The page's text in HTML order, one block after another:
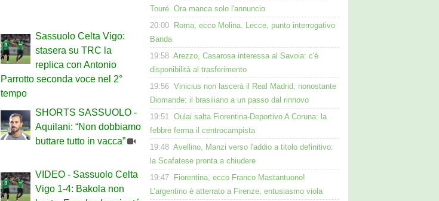
Sassuolo Celta Vigo:
stasera su TRC la
replica con Antonio
Parrotto seconda voce nel 2°
tempo
SHORTS SASSUOLO -
Aquilani: “Non dobbiamo
buttare tutto in vacca”
VIDEO - Sassuolo Celta
Vigo 1-4: Bakola non
Touré. Ora manca solo l'annuncio
20:00
Roma, ecco Molina. Lecce, punto interrogativo
Banda
19:58 Arezzo, Casarosa interessa al Savoia: c'è
disponibilità al trasferimento
19:56 Vinicius non lascerà il Real Madrid, nonostante
Diomande: il brasiliano a un passo dal rinnovo
19:51 Oulai salta Fiorentina-Deportivo A Coruna: la
febbre ferma il centrocampista
19:48 Avellino, Manzi verso l'addio a titolo definitivo:
la Scafatese pronta a chiudere
19:47
Fiorentina, ecco Franco Mastantuono!
L’argentino è atterrato a Firenze, entusiasmo viola